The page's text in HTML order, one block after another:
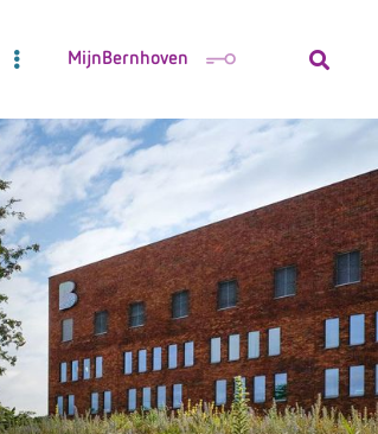
MijnBernhoven